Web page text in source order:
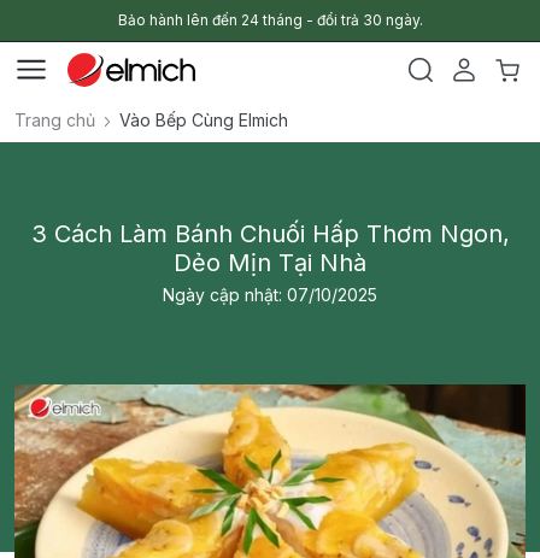
Bảo hành lên đến 24 tháng - đổi trả 30 ngày.
Trang chủ Vào Bếp Cùng Elmich
3 Cách Làm Bánh Chuối Hấp Thơm Ngon,
Dẻo Mịn Tại Nhà
Ngày cập nhật: 07/10/2025